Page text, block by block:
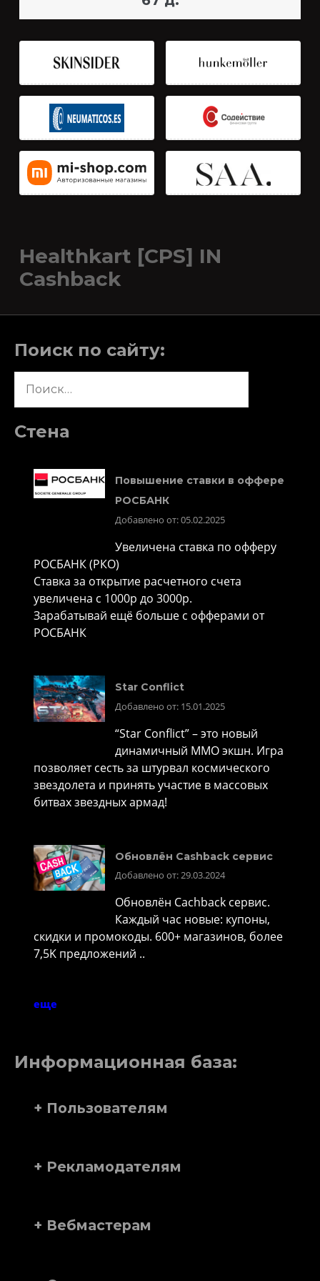
Healthkart [CPS] IN
Cashback
Поиск по сайту:
Стена
Повышение ставки в оффере
РОСБАНК
Добавлено от: 05.02.2025
Увеличена ставка по офферу
РОСБАНК (РКО)
Ставка за открытие расчетного счета
увеличена с 1000р до 3000р.
Зарабатывай ещё больше с офферами от
РОСБАНК
Star Conflict
Добавлено от: 15.01.2025
“Star Conflict” – это новый
динамичный MMO экшн. Игра
позволяет сесть за штурвал космического
звездолета и принять участие в массовых
битвах звездных армад!
Обновлён Cashback сервис
Добавлено от: 29.03.2024
Обновлён Cachback сервис.
Каждый час новые: купоны,
скидки и промокоды. 600+ магазинов, более
7,5K предложений ..
еще
Информационная база:
+ Пользователям
+ Рекламодателям
+ Вебмастерам